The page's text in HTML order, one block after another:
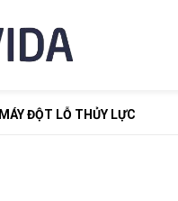
MÁY ĐỘT LỖ THỦY LỰC